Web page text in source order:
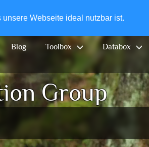
Webseite ideal nutzbar ist.
Blog Toolbox Databox
Group